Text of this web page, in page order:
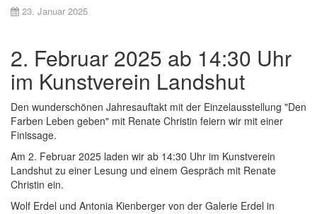
23. Januar 2025
2. Februar 2025 ab 14:30 Uhr
im Kunstverein Landshut
Den wunderschönen Jahresauftakt mit der Einzelausstellung "Den
Farben Leben geben" mit Renate Christin feiern wir mit einer
Finissage.
Am 2. Februar 2025 laden wir ab 14:30 Uhr im Kunstverein
Landshut zu einer Lesung und einem Gespräch mit Renate
Christin ein.
Wolf Erdel und Antonia Kienberger von der Galerie Erdel in